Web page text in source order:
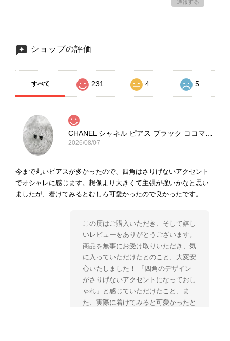
通報する
ショップの評価
すべて 231 4 5
2026/08/07
今まで丸いピアスが多かったので、四角はさりげないアクセント
でオシャレに感じます。想像より大きくて主張が強いかなと思い
ましたが、着けてみるとむしろ可愛かったので良かったです。
この度はご購入いただき、そして嬉し
いレビューをありがとうございます。
商品を無事にお受け取りいただき、気
に入っていただけたとのこと、大変安
心いたしました！ 「四角のデザイン
がさりげないアクセントになっておし
ゃれ」と感じていただけたこと、ま
た、実際に着けてみると可愛かったと